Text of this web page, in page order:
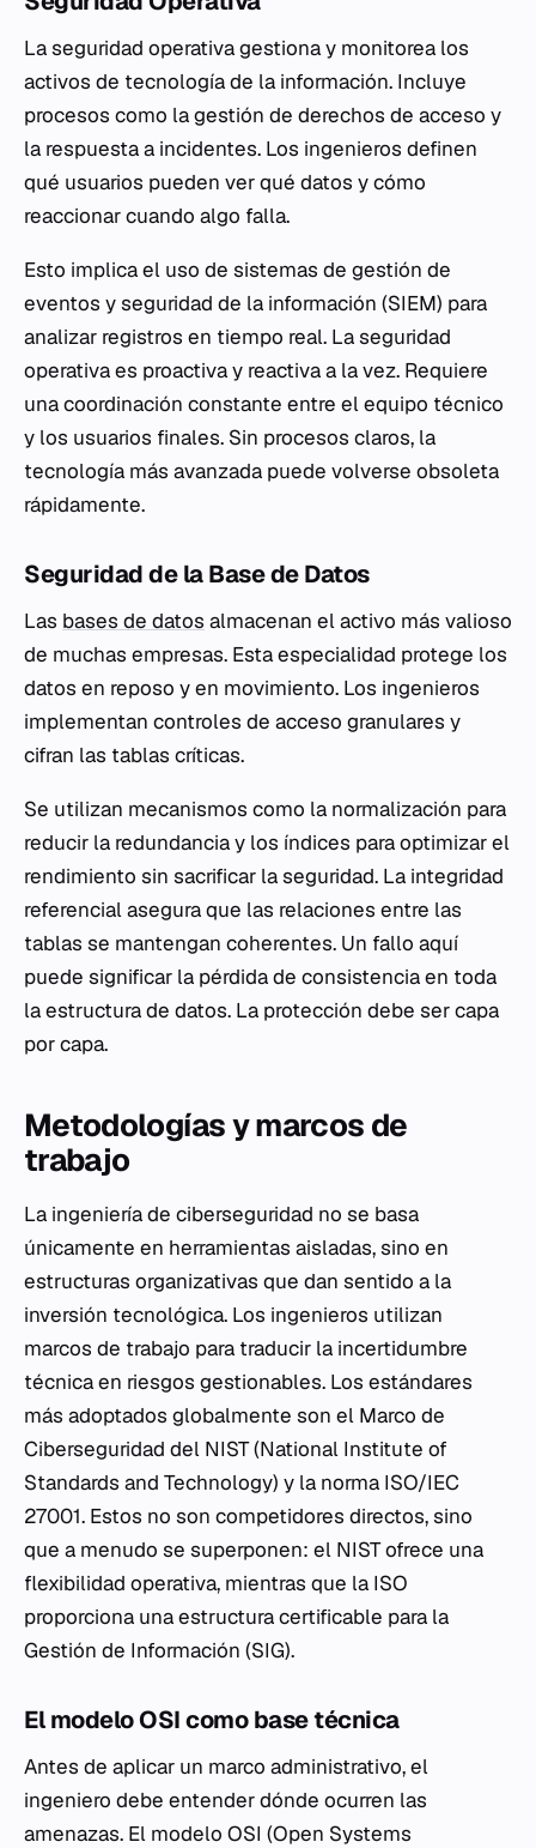
La seguridad operativa gestiona y monitorea los
activos de tecnología de la información. Incluye
procesos como la gestión de derechos de acceso y
la respuesta a incidentes. Los ingenieros definen
qué usuarios pueden ver qué datos y cómo
reaccionar cuando algo falla.
Esto implica el uso de sistemas de gestión de
eventos y seguridad de la información (SIEM) para
analizar registros en tiempo real. La seguridad
operativa es proactiva y reactiva a la vez. Requiere
una coordinación constante entre el equipo técnico
y los usuarios finales. Sin procesos claros, la
tecnología más avanzada puede volverse obsoleta
rápidamente.
Seguridad de la Base de Datos
Las bases de datos almacenan el activo más valioso
de muchas empresas. Esta especialidad protege los
datos en reposo y en movimiento. Los ingenieros
implementan controles de acceso granulares y
cifran las tablas críticas.
Se utilizan mecanismos como la normalización para
reducir la redundancia y los índices para optimizar el
rendimiento sin sacrificar la seguridad. La integridad
referencial asegura que las relaciones entre las
tablas se mantengan coherentes. Un fallo aquí
puede significar la pérdida de consistencia en toda
la estructura de datos. La protección debe ser capa
por capa.
Metodologías y marcos de
trabajo
La ingeniería de ciberseguridad no se basa
únicamente en herramientas aisladas, sino en
estructuras organizativas que dan sentido a la
inversión tecnológica. Los ingenieros utilizan
marcos de trabajo para traducir la incertidumbre
técnica en riesgos gestionables. Los estándares
más adoptados globalmente son el Marco de
Ciberseguridad del NIST (National Institute of
Standards and Technology) y la norma ISO/IEC
27001. Estos no son competidores directos, sino
que a menudo se superponen: el NIST ofrece una
flexibilidad operativa, mientras que la ISO
proporciona una estructura certificable para la
Gestión de Información (SIG).
El modelo OSI como base técnica
Antes de aplicar un marco administrativo, el
ingeniero debe entender dónde ocurren las
amenazas. El modelo OSI (Open Systems